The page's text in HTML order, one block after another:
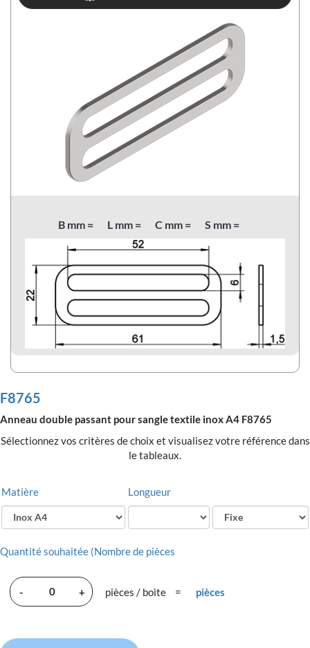
B mm = L mm = C mm = S mm =
F8765
Anneau double passant pour sangle textile inox A4 F8765
Sélectionnez vos critères de choix et visualisez votre référence dans
le tableaux.
Matière Longueur
Quantité souhaitée (Nombre de pièces
- + pièces / boite = pièces